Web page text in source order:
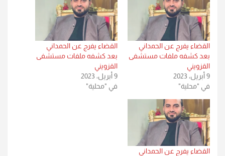
القضاء يفرج عن الحمداني
بعد كشفه ملفات مستشفى
القزويني
9 أبريل، 2023
في "محلية"
القضاء يفرج عن الحمداني
بعد كشفه ملفات مستشفى
القزويني
9 أبريل، 2023
في "محلية"
القضاء يفرج عن الحمداني